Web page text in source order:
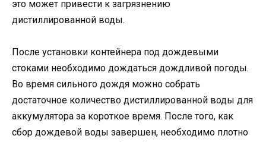
это может привести к загрязнению
дистиллированной воды.
После установки контейнера под дождевыми
стоками необходимо дождаться дождливой погоды.
Во время сильного дождя можно собрать
достаточное количество дистиллированной воды для
аккумулятора за короткое время. После того, как
сбор дождевой воды завершен, необходимо плотно